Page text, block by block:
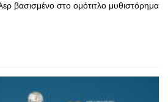
βασισμένο στο ομότιτλο μυθιστόρημα